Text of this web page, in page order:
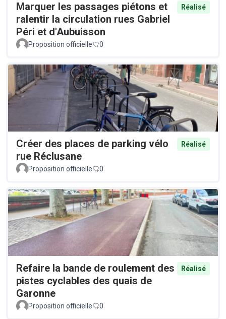
Marquer les passages piétons et
ralentir la circulation rues Gabriel
Péri et d'Aubuisson
Réalisé
Proposition officielle 0
Créer des places de parking vélo
rue Réclusane
Réalisé
Proposition officielle 0
Refaire la bande de roulement des
pistes cyclables des quais de
Garonne
Réalisé
Proposition officielle 0